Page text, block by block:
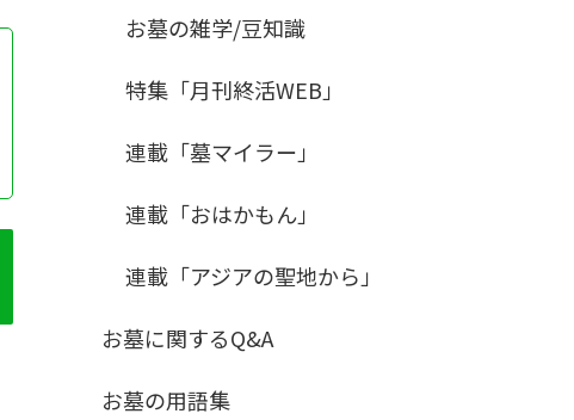
お墓の雑学/豆知識
特集「月刊終活WEB」
連載「墓マイラー」
連載「おはかもん」
連載「アジアの聖地から」
お墓に関するQ&A
お墓の用語集